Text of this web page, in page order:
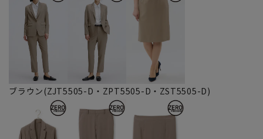
ブラウン(ZJT5505-D・ZPT5505-D・ZST5505-D)